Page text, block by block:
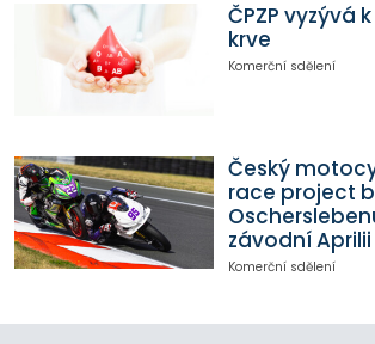
ČPZP vyzývá
krve
Komerční sdělení
Český
race project
závodní Aprilii
Komerční sdělení